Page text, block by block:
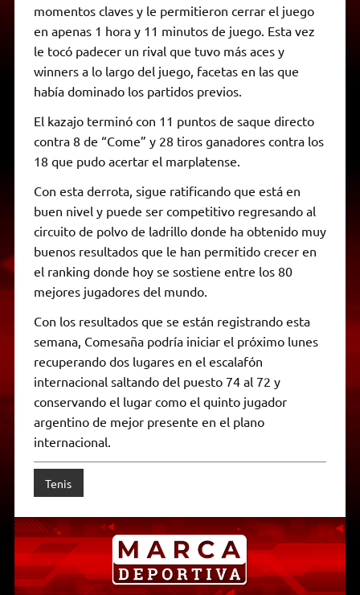
momentos claves y le permitieron cerrar el juego
en apenas 1 hora y 11 minutos de juego. Esta vez
le tocó padecer un rival que tuvo más aces y
winners a lo largo del juego, facetas en las que
había dominado los partidos previos.
El kazajo terminó con 11 puntos de saque directo
contra 8 de “Come” y 28 tiros ganadores contra los
18 que pudo acertar el marplatense.
Con esta derrota, sigue ratificando que está en
buen nivel y puede ser competitivo regresando al
circuito de polvo de ladrillo donde ha obtenido muy
buenos resultados que le han permitido crecer en
el ranking donde hoy se sostiene entre los 80
mejores jugadores del mundo.
Con los resultados que se están registrando esta
semana, Comesaña podría iniciar el próximo lunes
recuperando dos lugares en el escalafón
internacional saltando del puesto 74 al 72 y
conservando el lugar como el quinto jugador
argentino de mejor presente en el plano
internacional.
Tenis